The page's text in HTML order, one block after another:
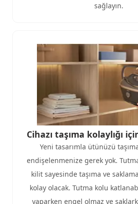
sağlayın.
Cihazı taşıma kolaylığı
Yeni tasarımla ütünüzü
endişelenmenize gerek yok.
kilit sayesinde taşıma ve
kolay olacak. Tutma kolu
yaparken engel olmaz ve